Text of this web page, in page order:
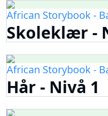
African Storybook -
Skoleklær -
African Storybook -
Hår - Nivå 1